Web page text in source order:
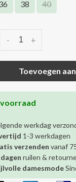
38 40
+
-
Toevoegen
werkdag
1-3 werkdagen
verzenden vanaf
ruilen &
damesmode